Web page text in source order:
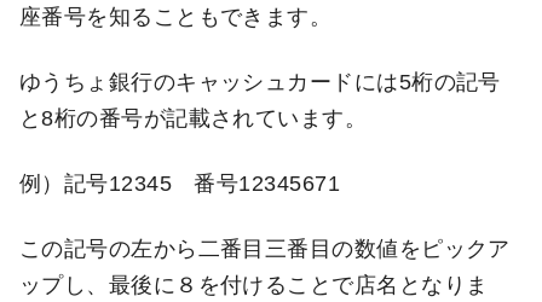
座番号を知ることもできます。
ゆうちょ銀行のキャッシュカードには5桁の記号
と8桁の番号が記載されています。
例）記号12345 番号12345671
この記号の左から二番目三番目の数値をピックア
ップし、最後に８を付けることで店名となりま